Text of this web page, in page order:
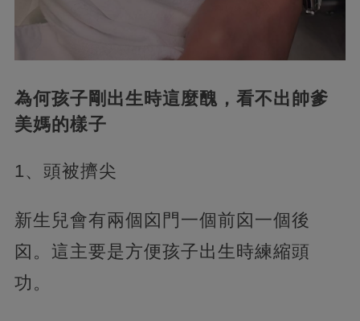
為何孩子剛出生時這麼醜，看不出帥爹
美媽的樣子
1、頭被擠尖
新生兒會有兩個囟門一個前囟一個後
囟。這主要是方便孩子出生時練縮頭
功。